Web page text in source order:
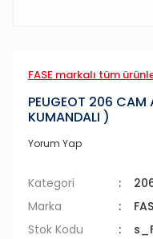
FASE markalı tüm
PEUGEOT 206 CAM
KUMANDALI )
Yorum Yap
Kategori
Marka
Stok Kodu